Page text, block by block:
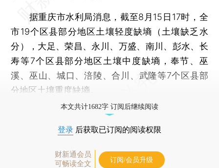
据重庆市水利局消息，截至8月15日17时，全
市19个区县部分地区土壤轻度缺墒（土壤缺乏水
分），大足、荣昌、永川、万盛、南川、彭水、长
寿等7个区县部分地区土壤中度缺墒，奉节、巫
溪、巫山、城口、涪陵、合川、武隆等7个区县部
分地区土壤重度缺墒。
本文共计1682字 订阅后继续阅读
登录 后获取已订阅的阅读权限
财新通会员
可畅读全文
订阅/会员升级